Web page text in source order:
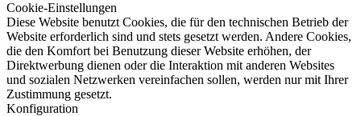
Cookie-Einstellungen
Diese Website benutzt Cookies, die für den technischen Betrieb der
Website erforderlich sind und stets gesetzt werden. Andere Cookies,
die den Komfort bei Benutzung dieser Website erhöhen, der
Direktwerbung dienen oder die Interaktion mit anderen Websites
und sozialen Netzwerken vereinfachen sollen, werden nur mit Ihrer
Zustimmung gesetzt.
Konfiguration